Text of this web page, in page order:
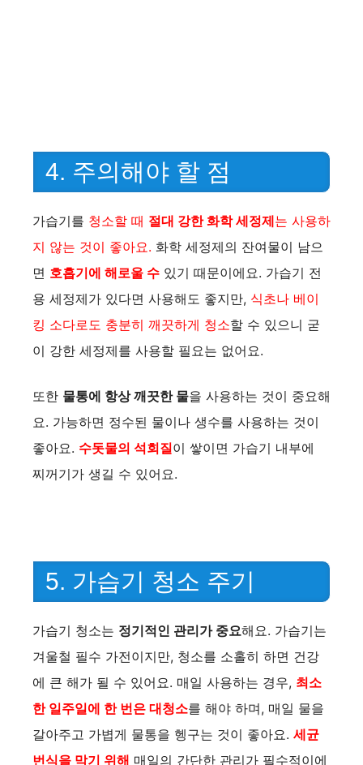
4. 주의해야 할 점
가습기를 청소할 때 절대 강한 화학 세정제는 사용하
지 않는 것이 좋아요. 화학 세정제의 잔여물이 남으
면 호흡기에 해로울 수 있기 때문이에요. 가습기 전
용 세정제가 있다면 사용해도 좋지만, 식초나 베이
킹 소다로도 충분히 깨끗하게 청소할 수 있으니 굳
이 강한 세정제를 사용할 필요는 없어요.
또한 물통에 항상 깨끗한 물을 사용하는 것이 중요해
요. 가능하면 정수된 물이나 생수를 사용하는 것이
좋아요. 수돗물의 석회질이 쌓이면 가습기 내부에
찌꺼기가 생길 수 있어요.
5. 가습기 청소 주기
가습기 청소는 정기적인 관리가 중요해요. 가습기는
겨울철 필수 가전이지만, 청소를 소홀히 하면 건강
에 큰 해가 될 수 있어요. 매일 사용하는 경우, 최소
한 일주일에 한 번은 대청소를 해야 하며, 매일 물을
갈아주고 가볍게 물통을 헹구는 것이 좋아요. 세균
번식을 막기 위해 매일의 간단한 관리가 필수적이에